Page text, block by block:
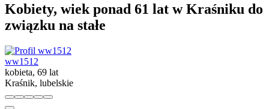
Kobiety, wiek ponad 61 lat w Kraśniku do
związku na stałe
ww1512
kobieta, 69 lat
Kraśnik, lubelskie